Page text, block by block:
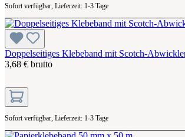
Sofort verfügbar, Lieferzeit: 1-3 Tage
Doppelseitiges Klebeband mit Scotch-
3,68 € brutto
Sofort verfügbar, Lieferzeit: 1-3 Tage